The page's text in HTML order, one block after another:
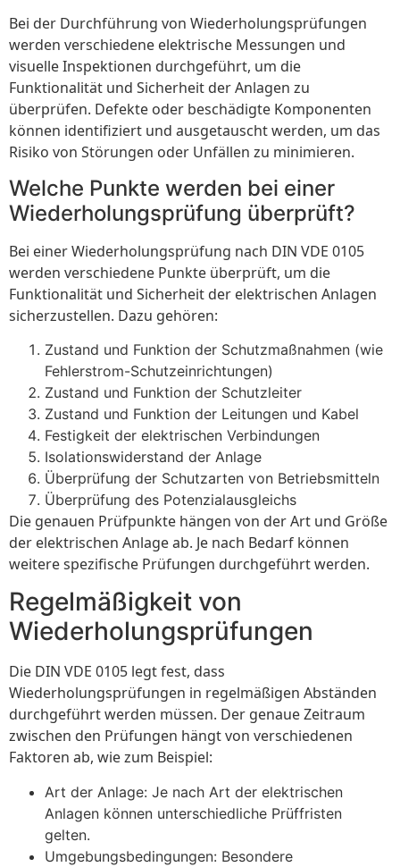
Bei der Durchführung von Wiederholungsprüfungen
werden verschiedene elektrische Messungen und
visuelle Inspektionen durchgeführt, um die
Funktionalität und Sicherheit der Anlagen zu
überprüfen. Defekte oder beschädigte Komponenten
können identifiziert und ausgetauscht werden, um das
Risiko von Störungen oder Unfällen zu minimieren.
Welche Punkte werden bei einer
Wiederholungsprüfung überprüft?
Bei einer Wiederholungsprüfung nach DIN VDE 0105
werden verschiedene Punkte überprüft, um die
Funktionalität und Sicherheit der elektrischen Anlagen
sicherzustellen. Dazu gehören:
Zustand und Funktion der Schutzmaßnahmen (wie
Fehlerstrom-Schutzeinrichtungen)
Zustand und Funktion der Schutzleiter
Zustand und Funktion der Leitungen und Kabel
Festigkeit der elektrischen Verbindungen
Isolationswiderstand der Anlage
Überprüfung der Schutzarten von Betriebsmitteln
Überprüfung des Potenzialausgleichs
Die genauen Prüfpunkte hängen von der Art und Größe
der elektrischen Anlage ab. Je nach Bedarf können
weitere spezifische Prüfungen durchgeführt werden.
Regelmäßigkeit von
Wiederholungsprüfungen
Die DIN VDE 0105 legt fest, dass
Wiederholungsprüfungen in regelmäßigen Abständen
durchgeführt werden müssen. Der genaue Zeitraum
zwischen den Prüfungen hängt von verschiedenen
Faktoren ab, wie zum Beispiel:
Art der Anlage: Je nach Art der elektrischen
Anlagen können unterschiedliche Prüffristen
gelten.
Umgebungsbedingungen: Besondere